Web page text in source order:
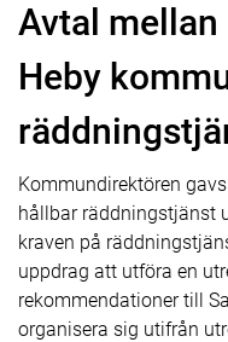
Avtal mellan
Heby
Kommundirektören
hållbar räddningstjänst
kraven på
uppdrag att utföra en
rekommendationer till
organisera sig utifrån